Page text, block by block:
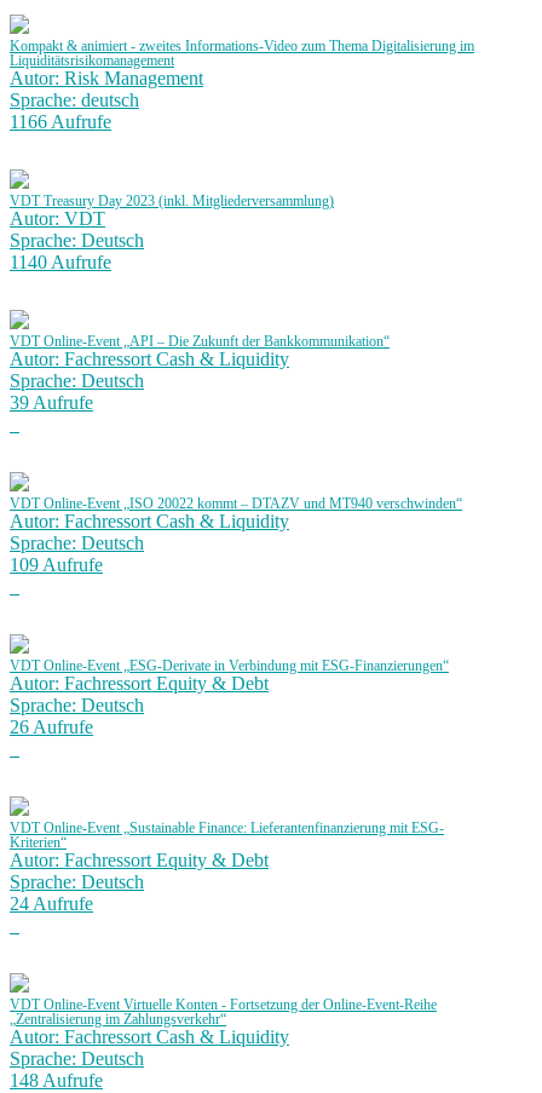
Kompakt & animiert - zweites Informations-Video zum Thema Digitalisierung im
Liquiditätsrisikomanagement
Autor: Risk Management
Sprache: deutsch
1166 Aufrufe
VDT Treasury Day 2023 (inkl. Mitgliederversammlung)
Autor: VDT
Sprache: Deutsch
1140 Aufrufe
VDT Online-Event „API – Die Zukunft der Bankkommunikation“
Autor: Fachressort Cash & Liquidity
Sprache: Deutsch
39 Aufrufe
VDT Online-Event „ISO 20022 kommt – DTAZV und MT940 verschwinden“
Autor: Fachressort Cash & Liquidity
Sprache: Deutsch
109 Aufrufe
VDT Online-Event „ESG-Derivate in Verbindung mit ESG-Finanzierungen“
Autor: Fachressort Equity & Debt
Sprache: Deutsch
26 Aufrufe
VDT Online-Event „Sustainable Finance: Lieferantenfinanzierung mit ESG-
Kriterien“
Autor: Fachressort Equity & Debt
Sprache: Deutsch
24 Aufrufe
VDT Online-Event Virtuelle Konten - Fortsetzung der Online-Event-Reihe
„Zentralisierung im Zahlungsverkehr“
Autor: Fachressort Cash & Liquidity
Sprache: Deutsch
148 Aufrufe